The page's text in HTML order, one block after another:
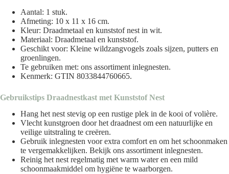
Aantal: 1 stuk.
Afmeting: 10 x 11 x 16 cm.
Kleur: Draadmetaal en kunststof nest in wit.
Materiaal: Draadmetaal en kunststof.
Geschikt voor: Kleine wildzangvogels zoals sijzen, putters en
groenlingen.
Te gebruiken met: ons assortiment inlegnesten.
Kenmerk: GTIN 8033844760665.
Gebruikstips Draadnestkast met Kunststof Nest
Hang het nest stevig op een rustige plek in de kooi of volière.
Vlecht kunstgroen door het draadnest om een natuurlijke en
veilige uitstraling te creëren.
Gebruik inlegnesten voor extra comfort en om het schoonmaken
te vergemakkelijken. Bekijk ons assortiment inlegnesten.
Reinig het nest regelmatig met warm water en een mild
schoonmaakmiddel om hygiëne te waarborgen.